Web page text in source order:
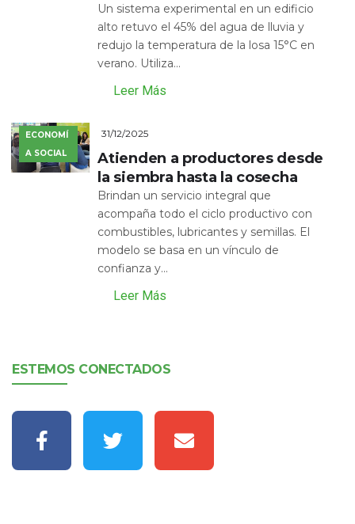
Un sistema experimental en un edificio
alto retuvo el 45% del agua de lluvia y
redujo la temperatura de la losa 15°C en
verano. Utiliza...
Leer Más
ECONOMÍ
A SOCIAL
31/12/2025
Atienden a productores desde
la siembra hasta la cosecha
Brindan un servicio integral que
acompaña todo el ciclo productivo con
combustibles, lubricantes y semillas. El
modelo se basa en un vínculo de
confianza y...
Leer Más
ESTEMOS CONECTADOS